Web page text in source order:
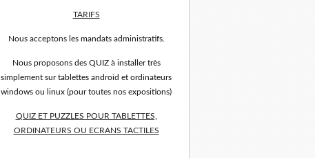
TARIFS
Nous acceptons les mandats administratifs.
Nous proposons des QUIZ à installer très
simplement sur tablettes android et ordinateurs
windows ou linux (pour toutes nos expositions)
QUIZ ET PUZZLES POUR TABLETTES,
ORDINATEURS OU ECRANS TACTILES